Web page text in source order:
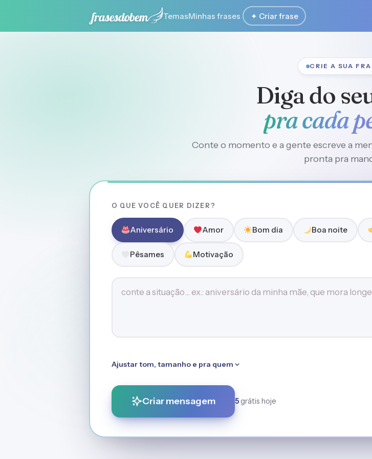
TemasMinhas frases ✦ Criar frase
CRIE A SUA
Diga do
pra cada
Conte o momento e a gente escreve a
pronta pra
O QUE VOCÊ QUER DIZER?
Aniversário Amor Bom dia Boa noite
Pêsames Motivação
Descreva a situação
Ajustar tom, tamanho e pra quem
Criar mensagem 5grátis hoje